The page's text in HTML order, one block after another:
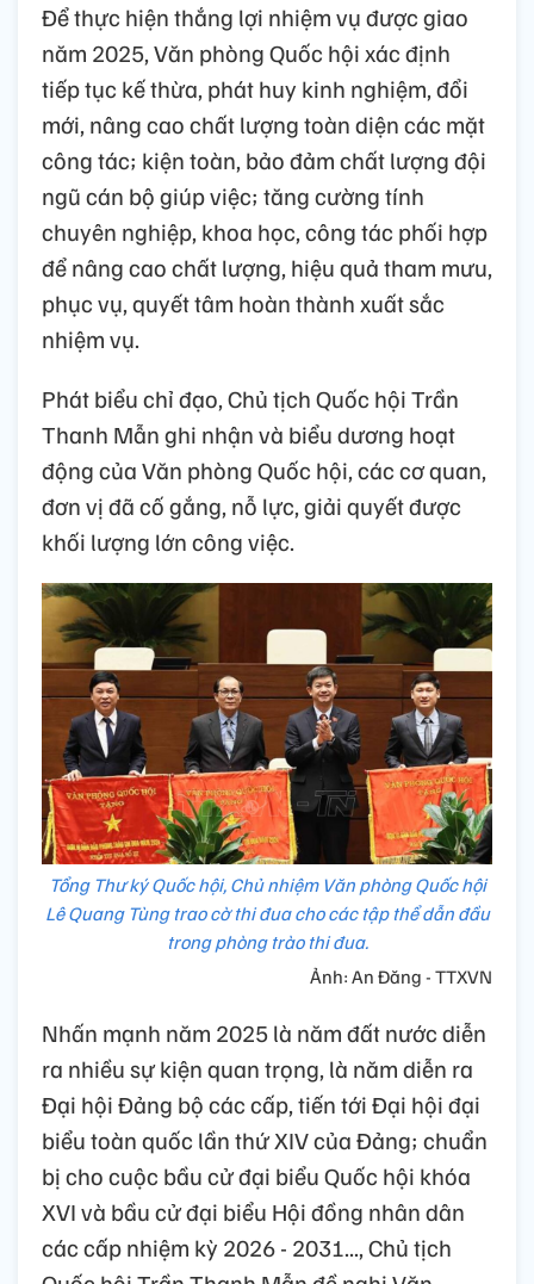
Để thực hiện thắng lợi nhiệm vụ được giao
năm 2025, Văn phòng Quốc hội xác định
tiếp tục kế thừa, phát huy kinh nghiệm, đổi
mới, nâng cao chất lượng toàn diện các mặt
công tác; kiện toàn, bảo đảm chất lượng đội
ngũ cán bộ giúp việc; tăng cường tính
chuyên nghiệp, khoa học, công tác phối hợp
để nâng cao chất lượng, hiệu quả tham mưu,
phục vụ, quyết tâm hoàn thành xuất sắc
nhiệm vụ.
Phát biểu chỉ đạo, Chủ tịch Quốc hội Trần
Thanh Mẫn ghi nhận và biểu dương hoạt
động của Văn phòng Quốc hội, các cơ quan,
đơn vị đã cố gắng, nỗ lực, giải quyết được
khối lượng lớn công việc.
Tổng Thư ký Quốc hội, Chủ nhiệm Văn phòng Quốc hội
Lê Quang Tùng trao cờ thi đua cho các tập thể dẫn đầu
trong phòng trào thi đua.
Ảnh: An Đăng - TTXVN
Nhấn mạnh năm 2025 là năm đất nước diễn
ra nhiều sự kiện quan trọng, là năm diễn ra
Đại hội Đảng bộ các cấp, tiến tới Đại hội đại
biểu toàn quốc lần thứ XIV của Đảng; chuẩn
bị cho cuộc bầu cử đại biểu Quốc hội khóa
XVI và bầu cử đại biểu Hội đồng nhân dân
các cấp nhiệm kỳ 2026 - 2031..., Chủ tịch